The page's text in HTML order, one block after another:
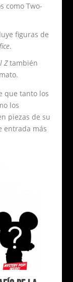
como Two-
figuras de
.
Ztambién
que tanto los
los
piezas de su
entrada más